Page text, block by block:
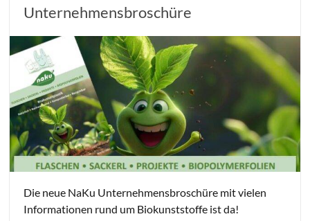
Unternehmensbroschüre
Die neue NaKu Unternehmensbroschüre mit vielen
Informationen rund um Biokunststoffe ist da!